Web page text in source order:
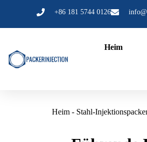
+86 181 5744 0126
Heim
Heim - Stahl-